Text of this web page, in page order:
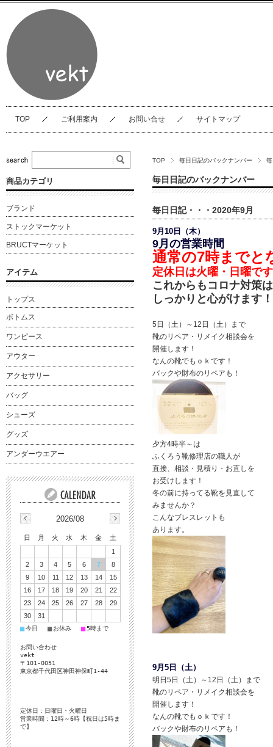
TOP ご利用案内 お問い合せ サイトマップ
TOP 毎日日記のバックナンバー
毎日日記のバックナンバー
毎日日記・・・2020年9月
9月10日（木）
9月の営業時間
通常の7時までと
定休日は火曜・日曜で
これからもコロナ対策は
しっかりと心がけます！
5日（土）～12日（土）まで
靴のリペア・リメイク相談会を
開催します！
なんの靴でもｏｋです！
バックや財布のリペアも！
夕方4時半～は
ふくろう靴修理店の職人が
直接、相談・見積り・お直しを
お受けします！
冬の前に持ってる靴を見直して
みませんか？
こんなブレスレットも
あります。
9月5日（土）
明日5日（土）～12日（土）まで
靴のリペア・リメイク相談会を
開催します！
なんの靴でもｏｋです！
バックや財布のリペアも！
商品カテゴリ
ブランド
ストックマーケット
BRUCTマーケット
アイテム
トップス
ボトムス
ワンピース
アウター
アクセサリー
バッグ
シューズ
グッズ
アンダーウエアー
2026/08
日 月 火 水 木 金
土
1
2
3 4 5 6 7
8
9
10 11 12 13 14
15
16
17 18 19 20 21
22
23
24 25 26 27 28
29
30
31
■今日 ■ お休み ■ 5時まで
お問い合わせ
vekt
〒101-0051
東京都千代田区神田神保町1-44
定休日：日曜日・火曜日
営業時間：12時～6時【祝日は5時ま
で】